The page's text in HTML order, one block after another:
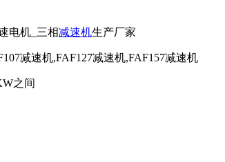
电机_三相减速机生产厂家
减速机,FAF127减速机,FAF157减速机
之间